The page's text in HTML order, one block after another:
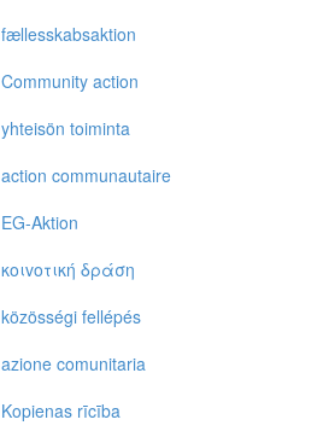
fællesskabsaktion
Community action
yhteisön toiminta
action communautaire
EG-Aktion
κoιvoτική δράση
közösségi fellépés
azione comunitaria
Kopienas rīcība